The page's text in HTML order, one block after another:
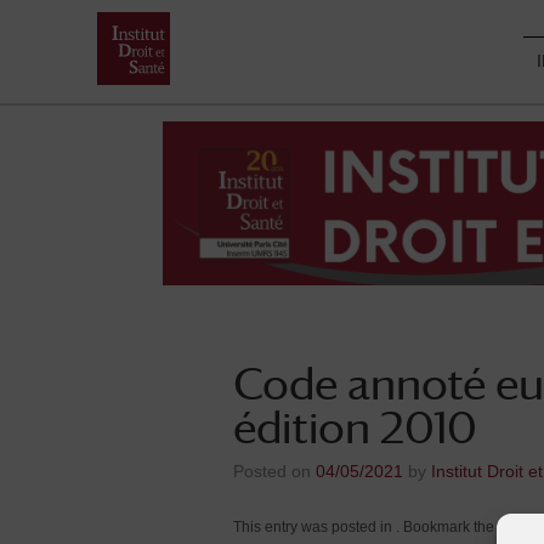
Code annoté
édition 2010
Posted on 04/05/2021 by Institut Droit
This entry was posted in . Bookmark the.